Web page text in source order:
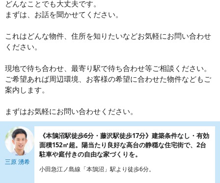
どんなことでも大丈夫です。
まずは、お話を聞かせてください。
これはどんな物件、住所を知りたいなどお気軽にお問い合わせ
ください。
現地で待ち合わせ、最寄り駅で待ち合わせ等ご相談ください。
ご希望あれば周辺環境、お客様の希望に合わせた物件などもご
案内します。
まずはお気軽にお問い合わせください。
三原 湧希
《本鵠沼駅徒歩6分・藤沢駅徒歩17分》建築条件なし・有効
面積152㎡超。陽当たり良好な高台の静穏な住宅街で、2台
駐車や庭付きの自由な家づくりを。
小田急江ノ島線「本鵠沼」駅より徒歩6分。